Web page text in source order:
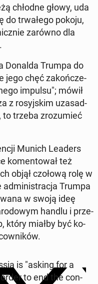
chłodne głowy, uda
do trwa­łe­go pokoju,
zarówno dla
Donalda Trumpa do
jego chęć za­koń­cze­
impulsu"; mówił
z ro­syj­skim uza­sad­
to trzeba zro­zu­mieć
Munich Leaders
ko­men­to­wał też
objął czołową rolę w
ad­mi­ni­stra­cja Trumpa
w swoją ideę
handlu i prze­
który miałby być ko­
is "asking for a
to end the con­